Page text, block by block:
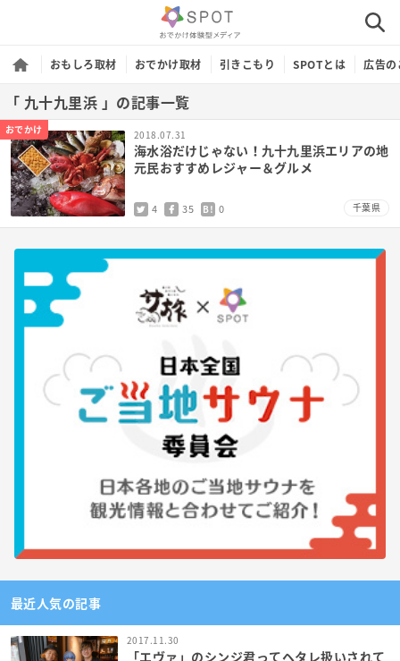
おもしろ取材 おでかけ取材 引きこもり SPOTとは 広告
「 九十九里浜 」の記事一覧
おでかけ 2018.07.31
海水浴だけじゃない！九十九里浜エリアの地
元民おすすめレジャー＆グルメ
4 35 B! 0 千葉県
最近人気の記事
2017.11.30
「エヴァ」のシンジ君ってヘタレ扱いされて